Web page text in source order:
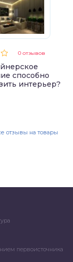
0 отзывов
способно
интерьер?
отзывы на товары
первоисточника